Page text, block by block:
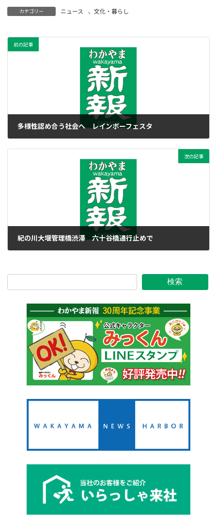
カテゴリー ニュース 、 文化・暮らし
前の記事
多様性認め合う社会へ レインボーフェスタ
次の記事
紀の川大堰管理橋渋滞 六十谷橋通行止めで
検索